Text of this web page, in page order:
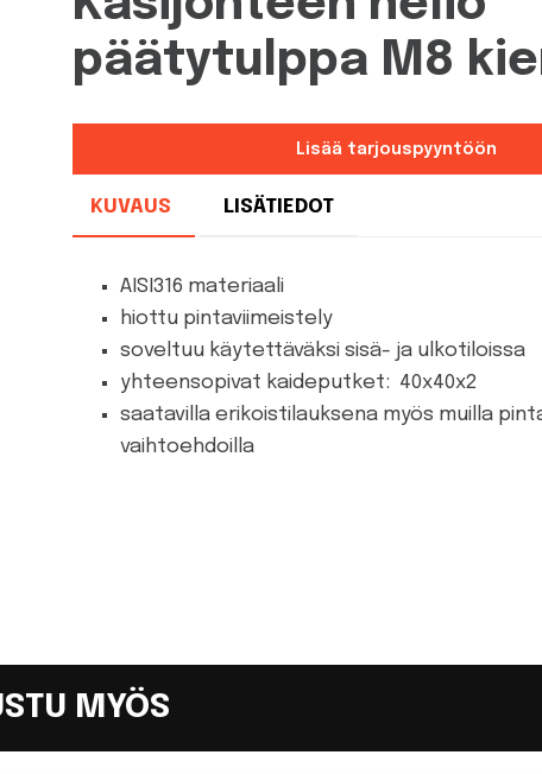
päätytulppa M8
Lisää tarjouspyyntöön
KUVAUS LISÄTIEDOT
AISI316 materiaali
hiottu pintaviimeistely
soveltuu käytettäväksi sisä- ja ulkotiloissa
yhteensopivat kaideputket: 40x40x2
saatavilla erikoistilauksena myös muilla
vaihtoehdoilla
MYÖS